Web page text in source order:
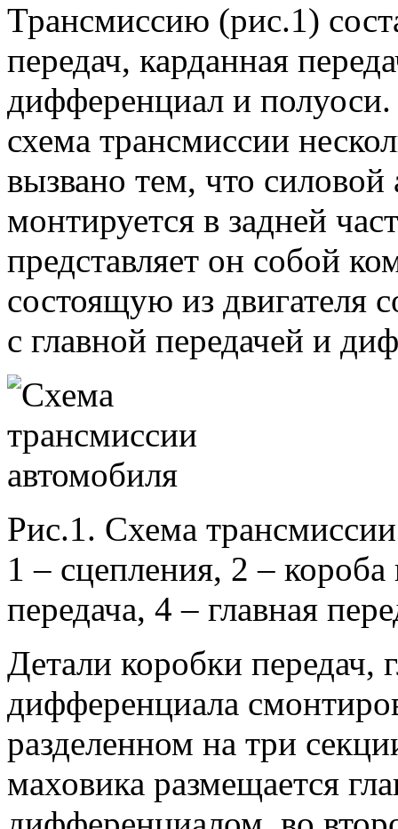
Трансмиссию (рис.1)
передач, карданная
дифференциал и
схема трансмиссии
вызвано тем, что силовой
монтируется в задней
представляет он собой
состоящую из двигателя
с главной передачей и
Рис.1. Схема
1 – сцепления, 2 – короба
передача, 4 – главная
Детали коробки передач,
дифференциала
разделенном на три
маховика размещается